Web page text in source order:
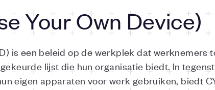
Your Own Device)
is een beleid op de werkplek dat werknemers
lijst die hun organisatie biedt. In
eigen apparaten voor werk gebruiken, biedt